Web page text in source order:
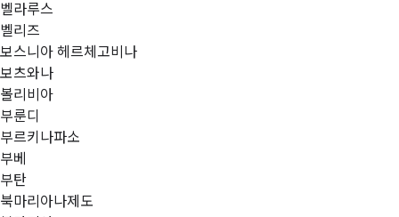
벨라루스
벨리즈
보스니아 헤르체고비나
보츠와나
볼리비아
부룬디
부르키나파소
부베
부탄
북마리아나제도